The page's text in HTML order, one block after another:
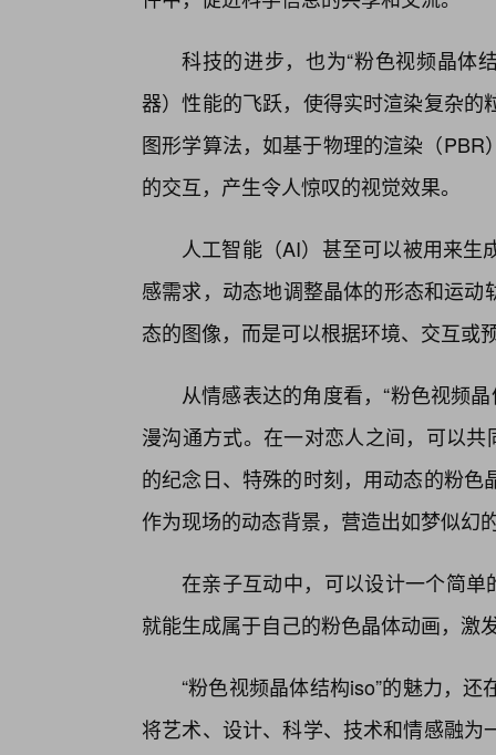
科技的进步，也为“粉色视频晶体
器）性能的飞跃，使得实时渲染复杂
图形学算法，如基于物理的渲染（
的交互，产生令人惊叹的视觉效果。
人工智能（AI）甚至可以被用来
感需求，动态地调整晶体的形态和运动
态的图像，而是可以根据环境、交互或
从情感表达的角度看，“粉色视频
漫沟通方式。在一对恋人之间，可以
的纪念日、特殊的时刻，用动态的粉
作为现场的动态背景，营造出如梦似幻
在亲子互动中，可以设计一个简单
就能生成属于自己的粉色晶体动画，激
“粉色视频晶体结构iso”的魅力，
将艺术、设计、科学、技术和情感融